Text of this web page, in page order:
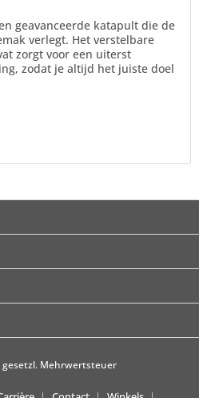
geavanceerde katapult die de
verlegt. Het verstelbare
zorgt voor een uiterst
zodat je altijd het juiste doel
gesetzl. Mehrwertsteuer